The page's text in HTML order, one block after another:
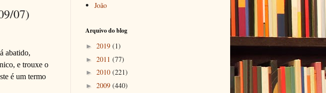
07)
abatido,
e trouxe o
é um termo
João
Arquivo do blog
► 2019 (1)
► 2011 (77)
► 2010 (221)
► 2009 (440)